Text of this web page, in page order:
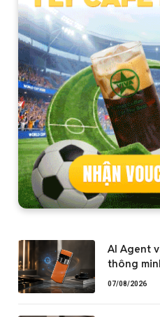
AI Agent
thông
07/08/2026